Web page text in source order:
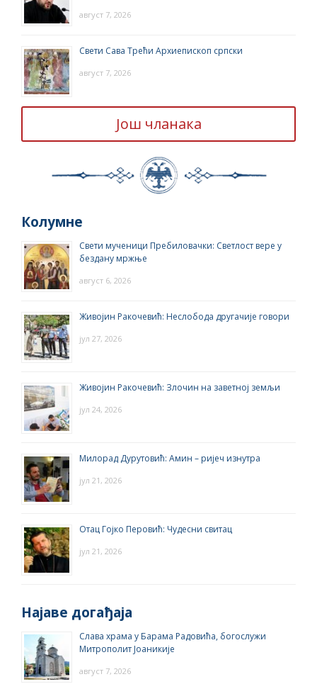
август 7, 2026
Свети Сава Трећи Архиепископ српски
август 7, 2026
Још чланака
Колумне
Свети мученици Пребиловачки: Светлост вере у
бездану мржње
август 6, 2026
Живојин Ракочевић: Неслобода другачије говори
јул 27, 2026
Живојин Ракочевић: Злочин на заветној земљи
јул 24, 2026
Милорад Дурутовић: Амин – ријеч изнутра
јул 21, 2026
Отац Гојко Перовић: Чудесни свитац
јул 21, 2026
Најаве догађаја
Слава храма у Барама Радовића, богослужи
Митрополит Јоаникије
август 7, 2026